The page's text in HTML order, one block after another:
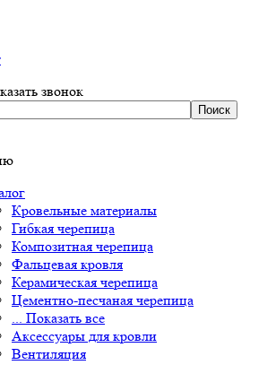
звонок
Кровельные материалы
Гибкая черепица
Композитная черепица
Фальцевая кровля
Керамическая черепица
Цементно-песчаная черепица
... Показать все
Аксессуары для кровли
Вентиляция